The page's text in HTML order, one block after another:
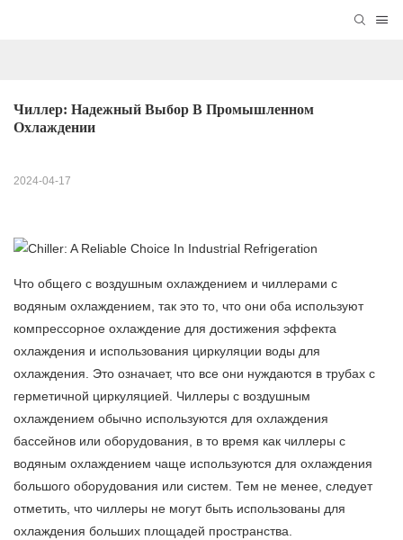
Чиллер: Надежный Выбор В Промышленном
Охлаждении
2024-04-17
Что общего с воздушным охлаждением и чиллерами с
водяным охлаждением, так это то, что они оба используют
компрессорное охлаждение для достижения эффекта
охлаждения и использования циркуляции воды для
охлаждения. Это означает, что все они нуждаются в трубах с
герметичной циркуляцией. Чиллеры с воздушным
охлаждением обычно используются для охлаждения
бассейнов или оборудования, в то время как чиллеры с
водяным охлаждением чаще используются для охлаждения
большого оборудования или систем. Тем не менее, следует
отметить, что чиллеры не могут быть использованы для
охлаждения больших площадей пространства.